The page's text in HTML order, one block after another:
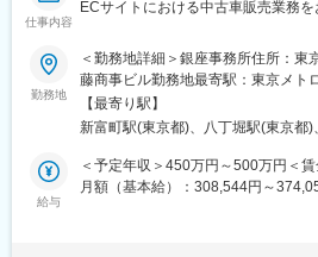
これまで運送会社は高額なトラック
ラック・トレーラー等の車両を投資
た車両を運送会社にリースし、運送
に投資家に配当するという、まった
しました。投資家の数も順調に推移
■当社について：
仕事内容
ECサイトにおける中古車販売業務を
■業務内容／一日の流れ：
＜午前中＞
・全社員参加の朝会（週1回、各部
・朝礼（毎朝）
・社内で提案資料の作成やお問い合
ど）
＜午後＞
・13時～17時：外勤（社用車を使用
勤務地
＜勤務地詳細＞銀座事務所住所：東
藤商事ビル勤務地最寄駅：東京メト
煙対策：敷地内全面禁煙
【最寄り駅】
新富町駅(東京都)、八丁堀駅(東京都)
給与
＜予定年収＞450万円～500万円＜
月額（基本給）：308,544円～